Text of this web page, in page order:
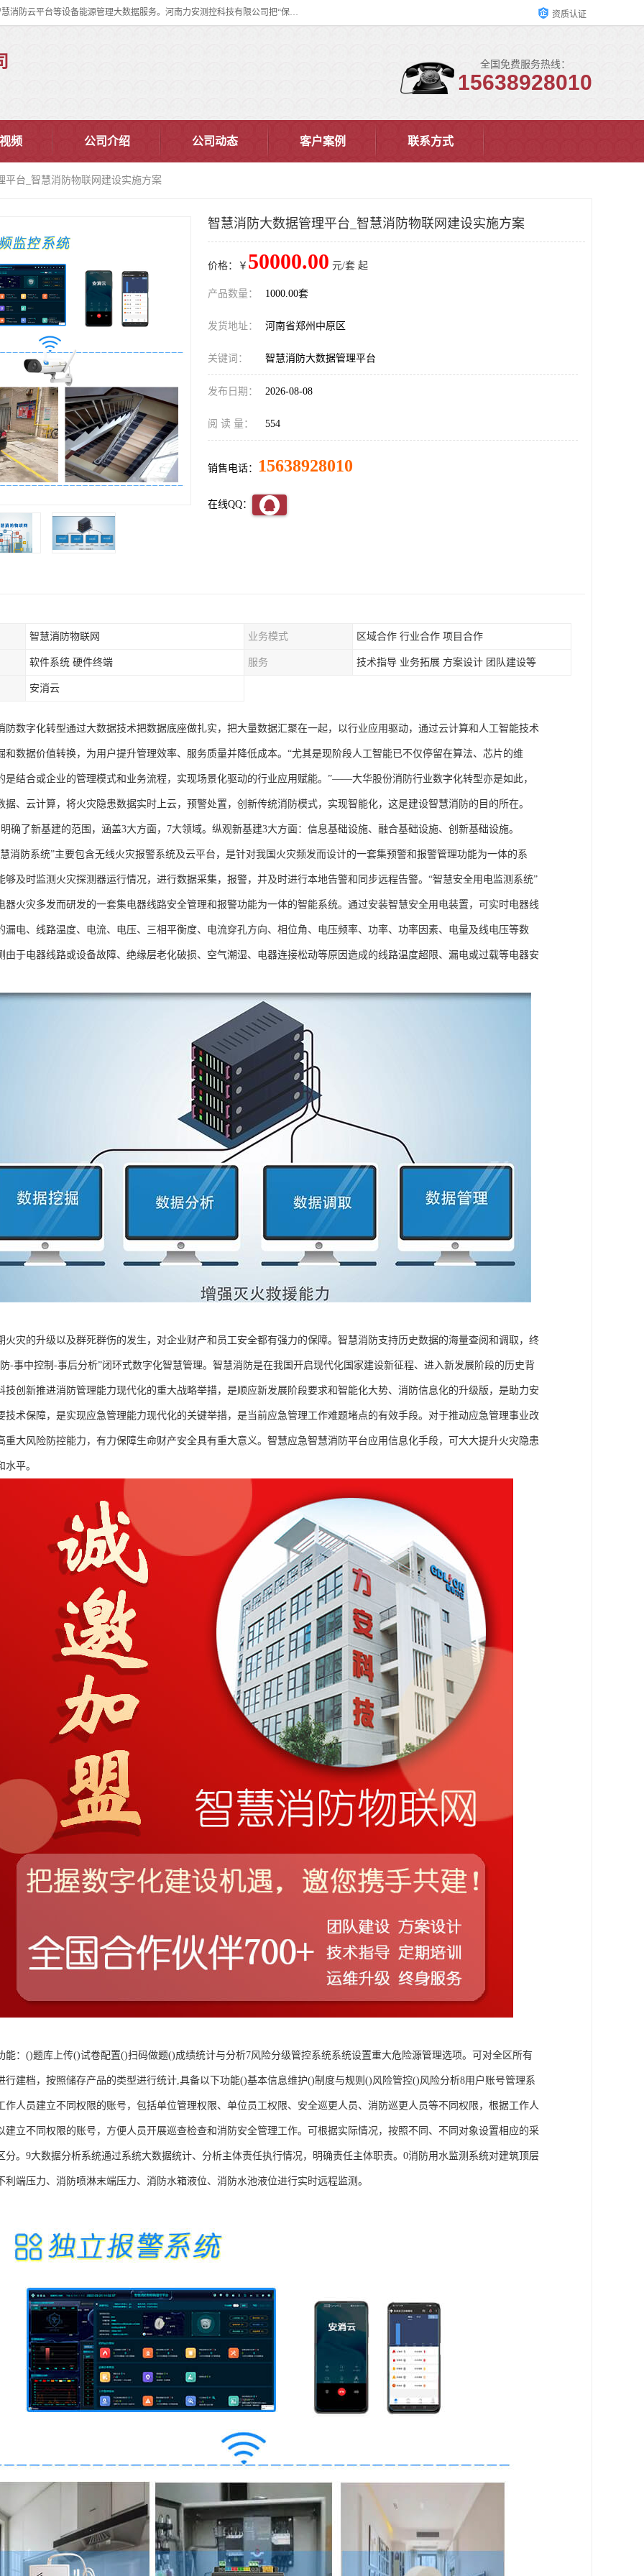
河南力安测控科技有限公司专注提供智慧消防管理系统,智慧消防系统,智慧消防云平台等设备能源管理大数据服务。河南力安测控科技有限公司把“保障设备运行安全可控,让设备管理变得简单”确定为力安的历史使命。 资质认证
全国免费服务热线：
15638928010
频 公司介绍 公司动态 客户案例 联系方式
台_智慧消防物联网建设实施方案
智慧消防大数据管理平台_智慧消防物联网建设实施方案
价格：￥ 50000.00 元/套 起
产品数量： 1000.00套
发货地址： 河南省郑州中原区
关键词： 智慧消防大数据管理平台
发布日期： 2026-08-08
阅 读 量： 554
销售电话： 15638928010
在线QQ：
智慧消防物联网 业务模式 区域合作 行业合作 项目合作
软件系统 硬件终端 服务 技术指导 业务拓展 方案设计 团队建设等
安消云
防数字化转型通过大数据技术把数据底座做扎实，把大量数据汇聚在一起，以行业应用驱动，通过云计算和人工智能技术
和数据价值转换，为用户提升管理效率、服务质量并降低成本。“尤其是现阶段人工智能已不仅停留在算法、芯片的维
是结合或企业的管理模式和业务流程，实现场景化驱动的行业应用赋能。”——大华股份消防行业数字化转型亦是如此，
据、云计算，将火灾隐患数据实时上云，预警处置，创新传统消防模式，实现智能化，这是建设智慧消防的目的所在。
确了新基建的范围，涵盖3大方面，7大领域。纵观新基建3大方面：信息基础设施、融合基础设施、创新基础设施。
消防系统”主要包含无线火灾报警系统及云平台，是针对我国火灾频发而设计的一套集预警和报警管理功能为一体的系
够及时监测火灾探测器运行情况，进行数据采集，报警，并及时进行本地告警和同步远程告警。“智慧安全用电监测系统”
器火灾多发而研发的一套集电器线路安全管理和报警功能为一体的智能系统。通过安装智慧安全用电装置，可实时电器线
漏电、线路温度、电流、电压、三相平衡度、电流穿孔方向、相位角、电压频率、功率、功率因素、电量及线电压等数
由于电器线路或设备故障、绝缘层老化破损、空气潮湿、电器连接松动等原因造成的线路温度超限、漏电或过载等电器安
火灾的升级以及群死群伤的发生，对企业财产和员工安全都有强力的保障。智慧消防支持历史数据的海量查阅和调取，终
-事中控制-事后分析”闭环式数字化智慧管理。智慧消防是在我国开启现代化国家建设新征程、进入新发展阶段的历史背
技创新推进消防管理能力现代化的重大战略举措，是顺应新发展阶段要求和智能化大势、消防信息化的升级版，是助力安
技术保障，是实现应急管理能力现代化的关键举措，是当前应急管理工作难题堵点的有效手段。对于推动应急管理事业改
重大风险防控能力，有力保障生命财产安全具有重大意义。智慧应急智慧消防平台应用信息化手段，可大大提升火灾隐患
水平。
能：()题库上传()试卷配置()扫码做题()成绩统计与分析7风险分级管控系统系统设置重大危险源管理选项。可对全区所有
行建档，按照储存产品的类型进行统计,具备以下功能()基本信息维护()制度与规则()风险管控()风险分析8用户账号管理系
作人员建立不同权限的账号，包括单位管理权限、单位员工权限、安全巡更人员、消防巡更人员等不同权限，根据工作人
建立不同权限的账号，方便人员开展巡查检查和消防安全管理工作。可根据实际情况，按照不同、不同对象设置相应的采
分。9大数据分析系统通过系统大数据统计、分析主体责任执行情况，明确责任主体职责。0消防用水监测系统对建筑顶层
利端压力、消防喷淋末端压力、消防水箱液位、消防水池液位进行实时远程监测。